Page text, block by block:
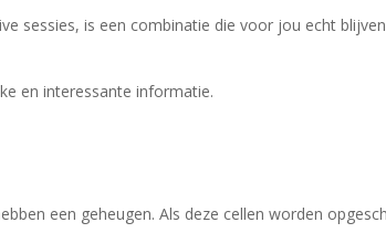
sessies, is een combinatie die voor jou echt
en interessante informatie.
een geheugen. Als deze cellen worden